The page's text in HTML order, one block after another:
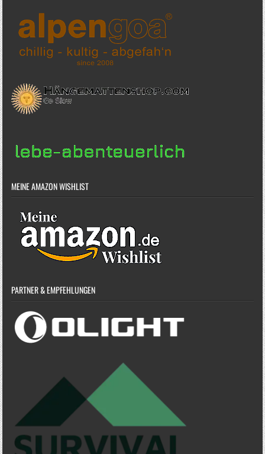
MEINE AMAZON WISHLIST
PARTNER & EMPFEHLUNGEN